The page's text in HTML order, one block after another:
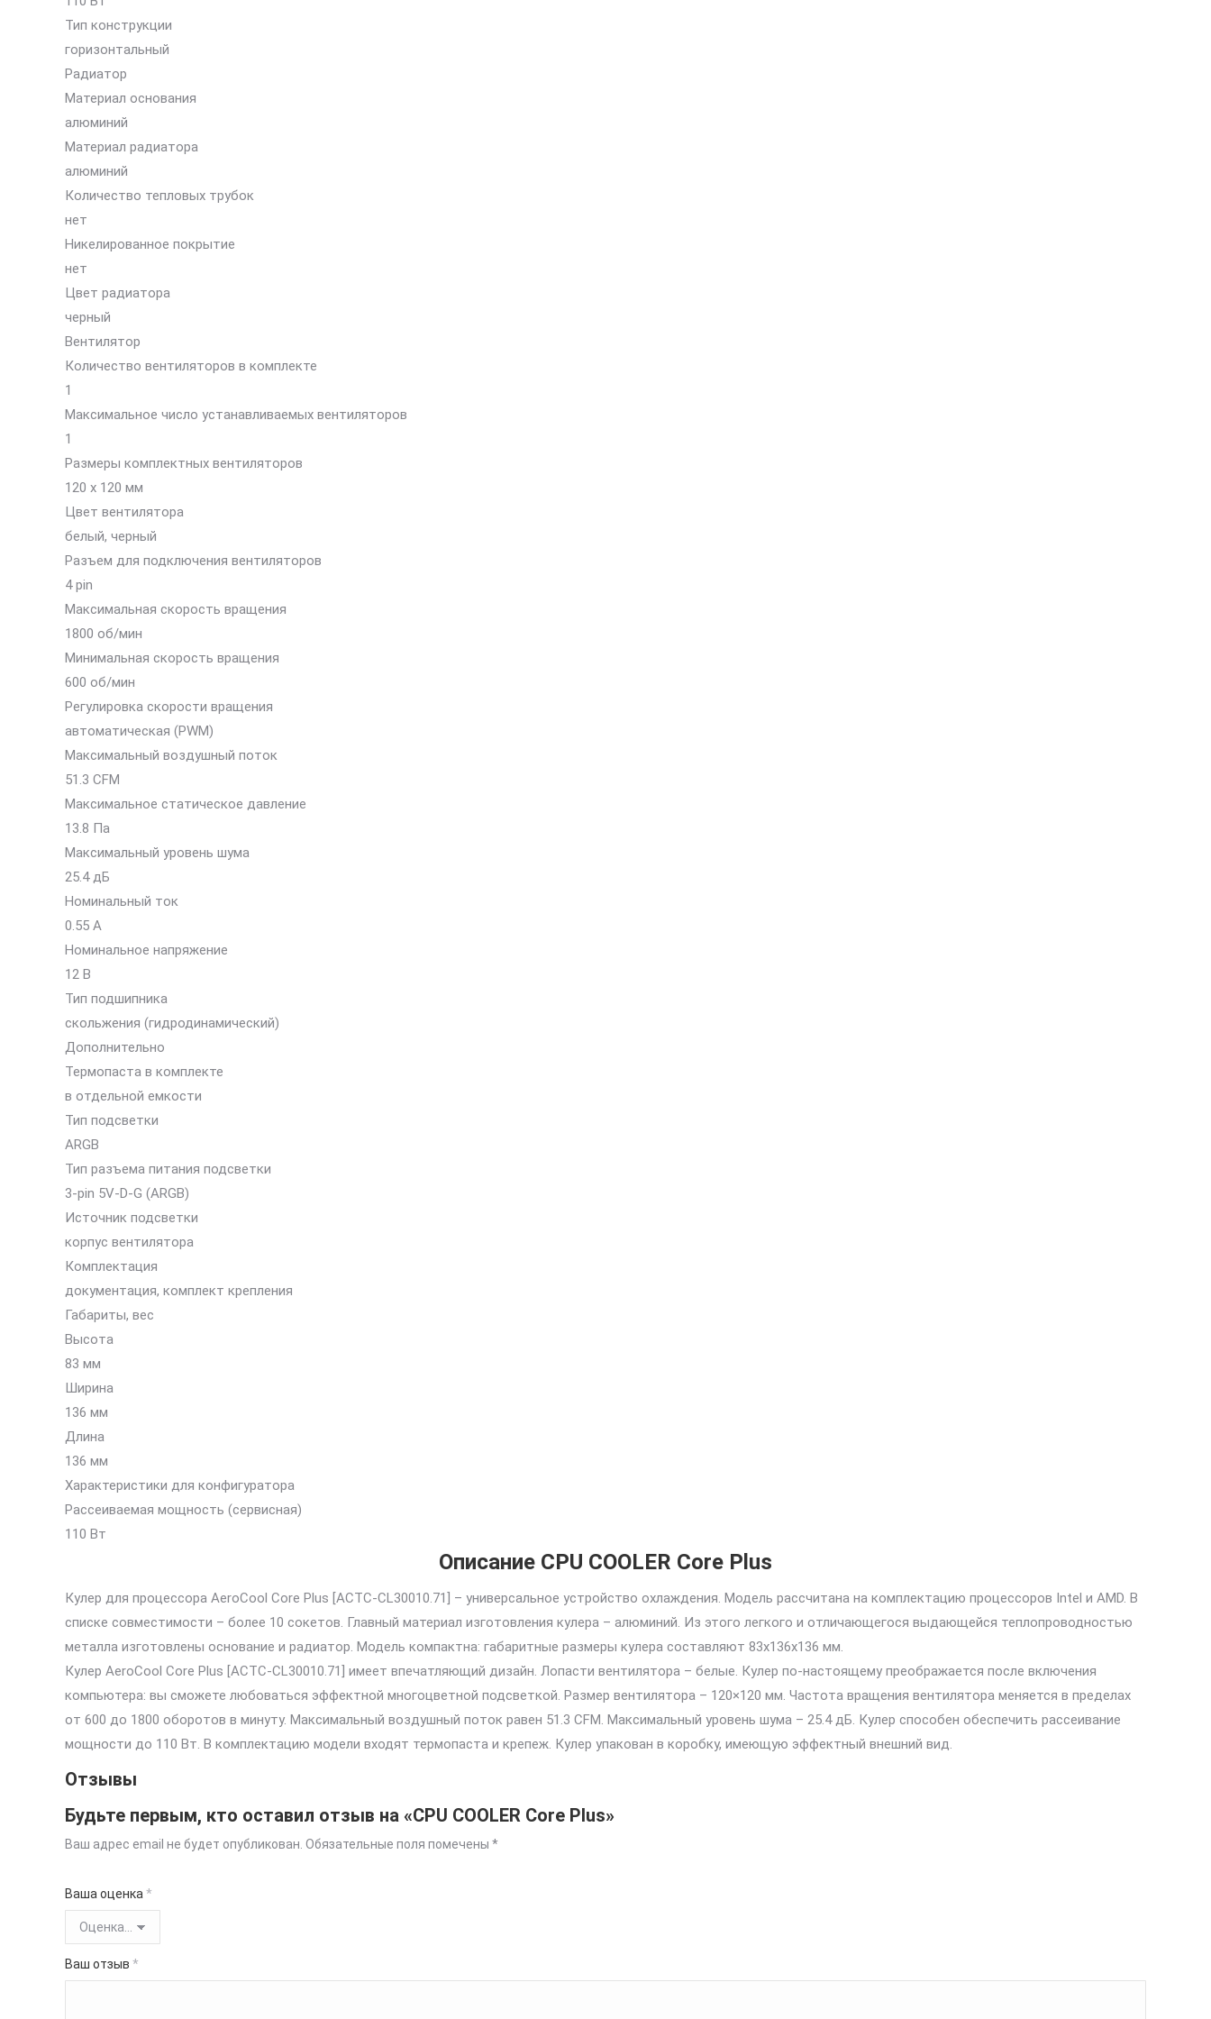
Тип конструкции
горизонтальный
Радиатор
Материал основания
алюминий
Материал радиатора
алюминий
Количество тепловых трубок
нет
Никелированное покрытие
нет
Цвет радиатора
черный
Вентилятор
Количество вентиляторов в комплекте
1
Максимальное число устанавливаемых вентиляторов
1
Размеры комплектных вентиляторов
120 x 120 мм
Цвет вентилятора
белый, черный
Разъем для подключения вентиляторов
4 pin
Максимальная скорость вращения
1800 об/мин
Минимальная скорость вращения
600 об/мин
Регулировка скорости вращения
автоматическая (PWM)
Максимальный воздушный поток
51.3 CFM
Максимальное статическое давление
13.8 Па
Максимальный уровень шума
25.4 дБ
Номинальный ток
0.55 А
Номинальное напряжение
12 В
Тип подшипника
скольжения (гидродинамический)
Дополнительно
Термопаста в комплекте
в отдельной емкости
Тип подсветки
ARGB
Тип разъема питания подсветки
3-pin 5V-D-G (ARGB)
Источник подсветки
корпус вентилятора
Комплектация
документация, комплект крепления
Габариты, вес
Высота
83 мм
Ширина
136 мм
Длина
136 мм
Характеристики для конфигуратора
Рассеиваемая мощность (сервисная)
110 Вт
Описание CPU COOLER Core Plus
Кулер для процессора AeroCool Core Plus [ACTC-CL30010.71] – универсальное устройство охлаждения. Модель рассчитана на комплектацию процессоров Intel и AMD. В
списке совместимости – более 10 сокетов. Главный материал изготовления кулера – алюминий. Из этого легкого и отличающегося выдающейся теплопроводностью
металла изготовлены основание и радиатор. Модель компактна: габаритные размеры кулера составляют 83x136x136 мм.
Кулер AeroCool Core Plus [ACTC-CL30010.71] имеет впечатляющий дизайн. Лопасти вентилятора – белые. Кулер по-настоящему преображается после включения
компьютера: вы сможете любоваться эффектной многоцветной подсветкой. Размер вентилятора – 120×120 мм. Частота вращения вентилятора меняется в пределах
от 600 до 1800 оборотов в минуту. Максимальный воздушный поток равен 51.3 CFM. Максимальный уровень шума – 25.4 дБ. Кулер способен обеспечить рассеивание
мощности до 110 Вт. В комплектацию модели входят термопаста и крепеж. Кулер упакован в коробку, имеющую эффектный внешний вид.
Отзывы
Будьте первым, кто оставил отзыв на «CPU COOLER Core Plus»
Ваш адрес email не будет опубликован. Обязательные поля помечены *
Ваша оценка *
Ваш отзыв *